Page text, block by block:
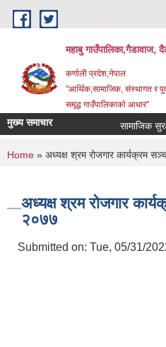
Skip to main content
महाबु गाउँपालिका,गैडावाज,
कर्णाली प्रदेश,नेपाल
"आर्थिक,सामाजिक, संस्थागत र
समृद्ध गाउँपालिकाकाे आधार"
मुख्य समाचार सामाजिक
You are here
Home » अध्यक्ष श्रम रोजगार कार्यक्रम
अध्यक्ष श्रम रोजगार
२०७७
Submitted on: Tue, 05/31/